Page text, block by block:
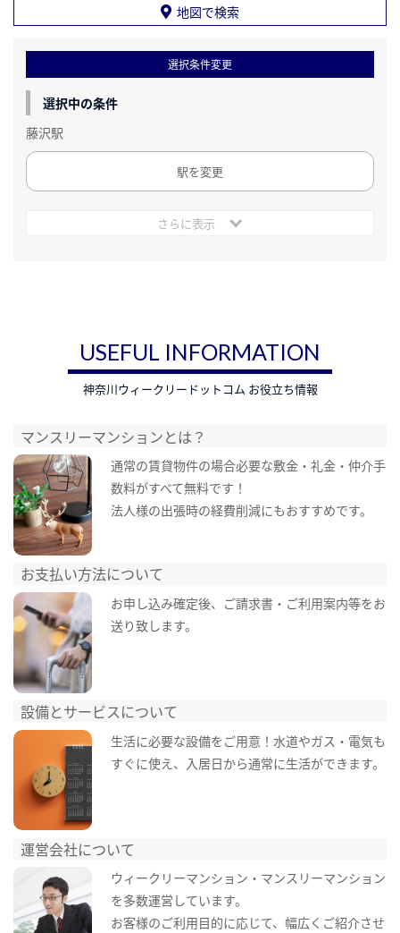
地図で検索
選択条件変更
選択中の条件
藤沢駅
駅を変更
さらに表示
USEFUL INFORMATION
神奈川ウィークリードットコム お役立ち情報
マンスリーマンションとは？
通常の賃貸物件の場合必要な敷金・礼金・仲介手
数料がすべて無料です！
法人様の出張時の経費削減にもおすすめです。
お支払い方法について
お申し込み確定後、ご請求書・ご利用案内等をお
送り致します。
設備とサービスについて
生活に必要な設備をご用意！水道やガス・電気も
すぐに使え、入居日から通常に生活ができます。
運営会社について
ウィークリーマンション・マンスリーマンション
を多数運営しています。
お客様のご利用目的に応じて、幅広くご紹介させ